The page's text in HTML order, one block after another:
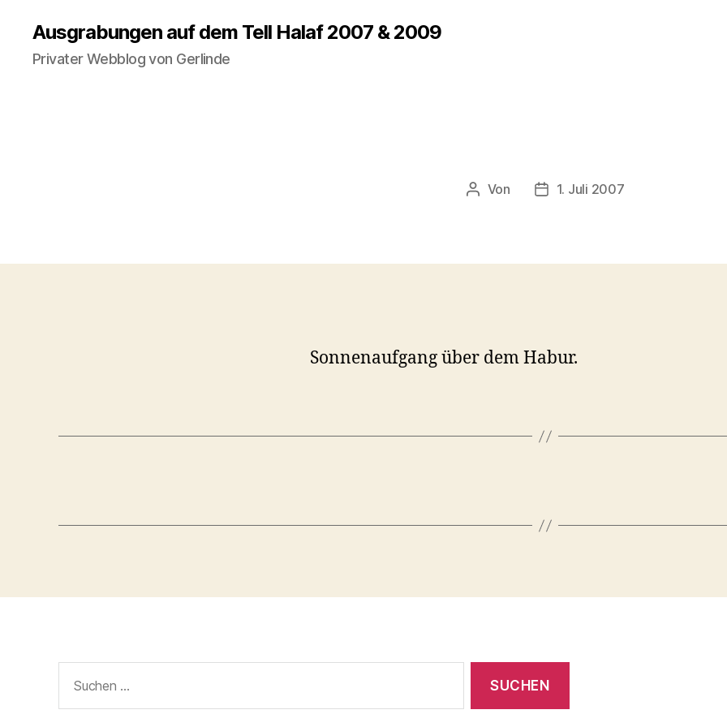
Ausgrabungen auf dem Tell Halaf 2007 & 2009
Privater Webblog von Gerlinde
Beitragsautor
Von Veröffentlichungsdatum
1. Juli 2007
Sonnenaufgang über dem Habur.
nach: